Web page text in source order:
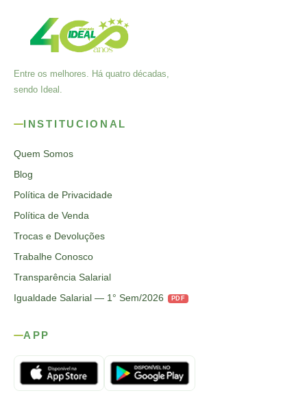
Entre os melhores. Há quatro décadas,
sendo Ideal.
INSTITUCIONAL
Quem Somos
Blog
Política de Privacidade
Política de Venda
Trocas e Devoluções
Trabalhe Conosco
Transparência Salarial
Igualdade Salarial — 1° Sem/2026
PDF
APP